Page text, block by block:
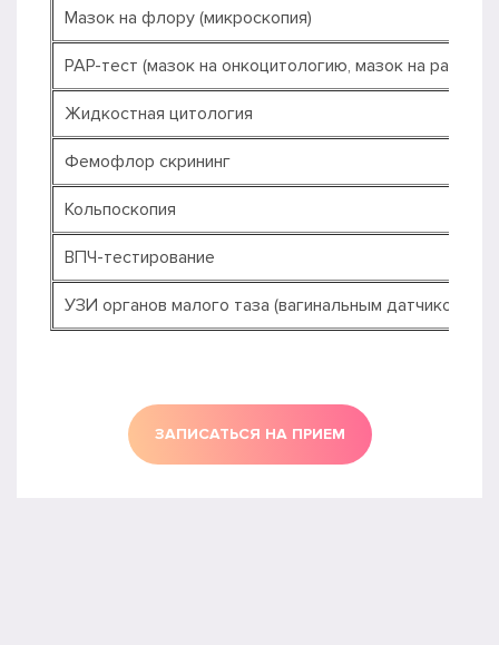
Мазок на флору (микроскопия)
PAP-тест (мазок на онкоцитологию, мазок на
Жидкостная цитология
Фемофлор скрининг
Кольпоскопия
ВПЧ-тестирование
УЗИ органов малого таза (вагинальным датчиком)
ЗАПИСАТЬСЯ НА ПРИЕМ